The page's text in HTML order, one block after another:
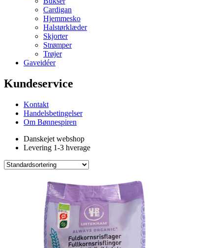
Cardigan
Hjemmesko
Halstørklæder
Skjorter
Strømper
Trøjer
Gaveidéer
Kundeservice
Kontakt
Handelsbetingelser
Om Bønnespiren
Danskejet webshop
Levering 1-3 hverage